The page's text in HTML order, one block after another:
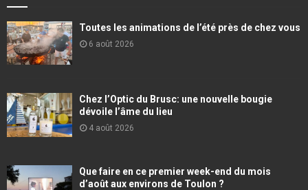
Toutes les animations de l’été près de chez vous
6 août 2026
Chez l’Optic du Brusc: une nouvelle bougie
dévoile l’âme du lieu
4 août 2026
Que faire en ce premier week-end du mois
d’août aux environs de Toulon ?